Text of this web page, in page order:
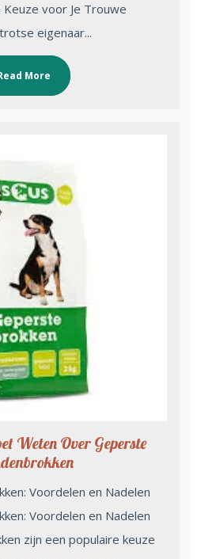
voor Je Trouwe
eigenaar...
More
Weten Over Geperste
Voordelen en Nadelen
Voordelen en Nadelen
zijn een populaire keuze